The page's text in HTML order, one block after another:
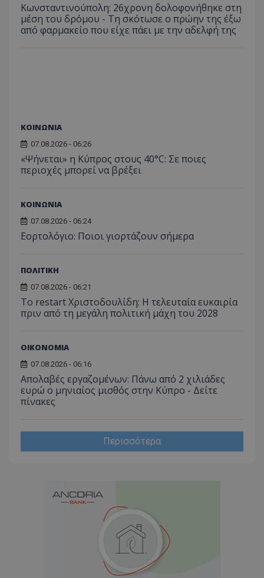
Κωνσταντινούπολη: 26χρονη δολοφονήθηκε στη
μέση του δρόμου - Τη σκότωσε ο πρώην της έξω
από φαρμακείο που είχε πάει με την αδελφή της
ΚΟΙΝΩΝΙΑ
07.08.2026 - 06:26
«Ψήνεται» η Κύπρος στους 40°C: Σε ποιες
περιοχές μπορεί να βρέξει
ΚΟΙΝΩΝΙΑ
07.08.2026 - 06:24
Εορτολόγιο: Ποιοι γιορτάζουν σήμερα
ΠΟΛΙΤΙΚΗ
07.08.2026 - 06:21
Το restart Χριστοδουλίδη: Η τελευταία ευκαιρία
πριν από τη μεγάλη πολιτική μάχη του 2028
ΟΙΚΟΝΟΜΙΑ
07.08.2026 - 06:16
Απολαβές εργαζομένων: Πάνω από 2 χιλιάδες
ευρώ ο μηνιαίος μισθός στην Κύπρο - Δείτε
πίνακες
Περισσότερα